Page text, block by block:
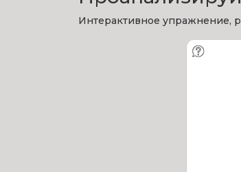
Интерактивное упражнение,